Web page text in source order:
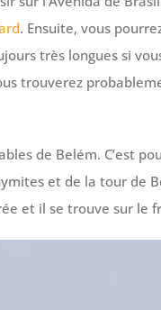
. Ensuite, vous
très longues si
trouverez
de Belém. C’est
et de la tour de
et il se trouve sur le